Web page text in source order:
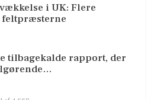
i UK: Flere
feltpræsterne
tilbagekalde rapport, der